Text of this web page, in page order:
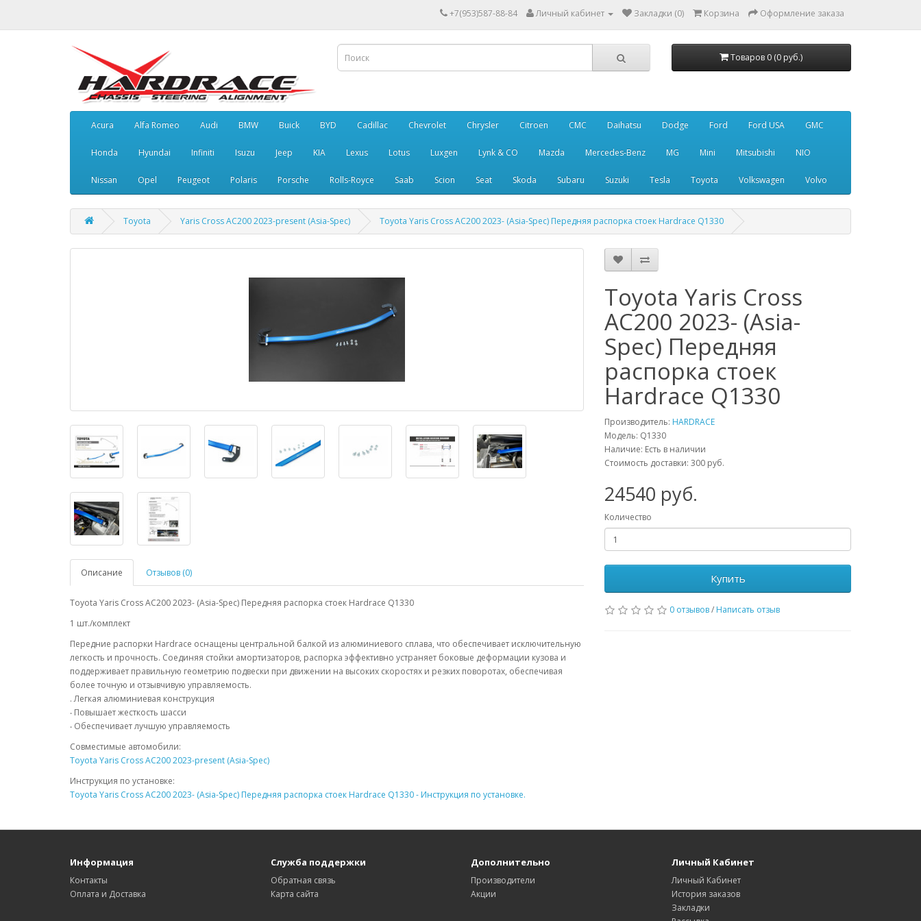
+7(953)587-88-84 Личный кабинет Закладки (0) Корзина Оформление заказа
Товаров 0 (0 руб.)
Acura Alfa Romeo Audi BMW Buick BYD Cadillac Chevrolet Chrysler Citroen CMC Daihatsu Dodge Ford Ford USA GMC
Honda Hyundai Infiniti Isuzu Jeep KIA Lexus Lotus Luxgen Lynk & CO Mazda Mercedes-Benz MG Mini Mitsubishi NIO
Nissan Opel Peugeot Polaris Porsche Rolls-Royce Saab Scion Seat Skoda Subaru Suzuki Tesla Toyota Volkswagen Volvo
Toyota Yaris Cross AC200 2023-present (Asia-Spec) Toyota Yaris Cross AC200 2023- (Asia-Spec) Передняя распорка стоек Hardrace Q1330
Описание Отзывов (0)
Toyota Yaris Cross AC200 2023- (Asia-Spec) Передняя распорка стоек Hardrace Q1330
1 шт./комплект
Передние распорки Hardrace оснащены центральной балкой из алюминиевого сплава, что обеспечивает исключительную
легкость и прочность. Соединяя стойки амортизаторов, распорка эффективно устраняет боковые деформации кузова и
поддерживает правильную геометрию подвески при движении на высоких скоростях и резких поворотах, обеспечивая
более точную и отзывчивую управляемость.
. Легкая алюминиевая конструкция
‧ Повышает жесткость шасси
‧ Обеспечивает лучшую управляемость
Совместимые автомобили:
Toyota Yaris Cross AC200 2023-present (Asia-Spec)
Инструкция по установке:
Toyota Yaris Cross AC200 2023- (Asia-Spec) Передняя распорка стоек Hardrace Q1330 - Инструкция по установке.
Toyota Yaris Cross
AC200 2023- (Asia-
Spec) Передняя
распорка стоек
Hardrace Q1330
Производитель: HARDRACE
Модель: Q1330
Наличие: Есть в наличии
Стоимость доставки: 300 руб.
24540 руб.
Количество
Купить
0 отзывов/ Написать отзыв
Информация
Контакты
Оплата и Доставка
Служба поддержки
Обратная связь
Карта сайта
Дополнительно
Производители
Акции
Личный Кабинет
Личный Кабинет
История заказов
Закладки